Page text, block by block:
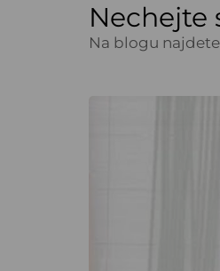
Nechejte
Na blogu